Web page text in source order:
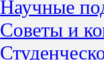
Научные
Советы и